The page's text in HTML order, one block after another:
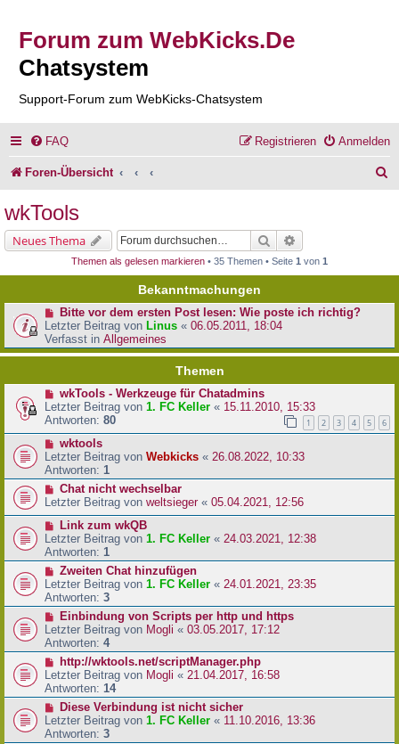
Forum zum WebKicks.De
Chatsystem
Support-Forum zum WebKicks-Chatsystem
FAQ Anmelden
Registrieren
Foren-Übersicht
e
wkTools
Neues Thema Suche
Themen als gelesen markieren • 35 Themen • Seite 1 von 1
Bekanntmachungen
Bitte vor dem ersten Post lesen: Wie poste ich richtig?
Letzter Beitrag von Linus « 06.05.2011, 18:04
Verfasst in Allgemeines
Themen
wkTools - Werkzeuge für Chatadmins
Letzter Beitrag von 1. FC Keller « 15.11.2010, 15:33
Antworten: 80 1 2 3 4 5 6
wktools
Letzter Beitrag von Webkicks « 26.08.2022, 10:33
Antworten: 1
Chat nicht wechselbar
Letzter Beitrag von weltsieger« 05.04.2021, 12:56
Link zum wkQB
Letzter Beitrag von 1. FC Keller « 24.03.2021, 12:38
Antworten: 1
Zweiten Chat hinzufügen
Letzter Beitrag von 1. FC Keller « 24.01.2021, 23:35
Antworten: 3
Einbindung von Scripts per http und https
Letzter Beitrag von Mogli « 03.05.2017, 17:12
Antworten: 4
http://wktools.net/scriptManager.php
Letzter Beitrag von Mogli « 21.04.2017, 16:58
Antworten: 14
Diese Verbindung ist nicht sicher
Letzter Beitrag von 1. FC Keller « 11.10.2016, 13:36
Antworten: 3